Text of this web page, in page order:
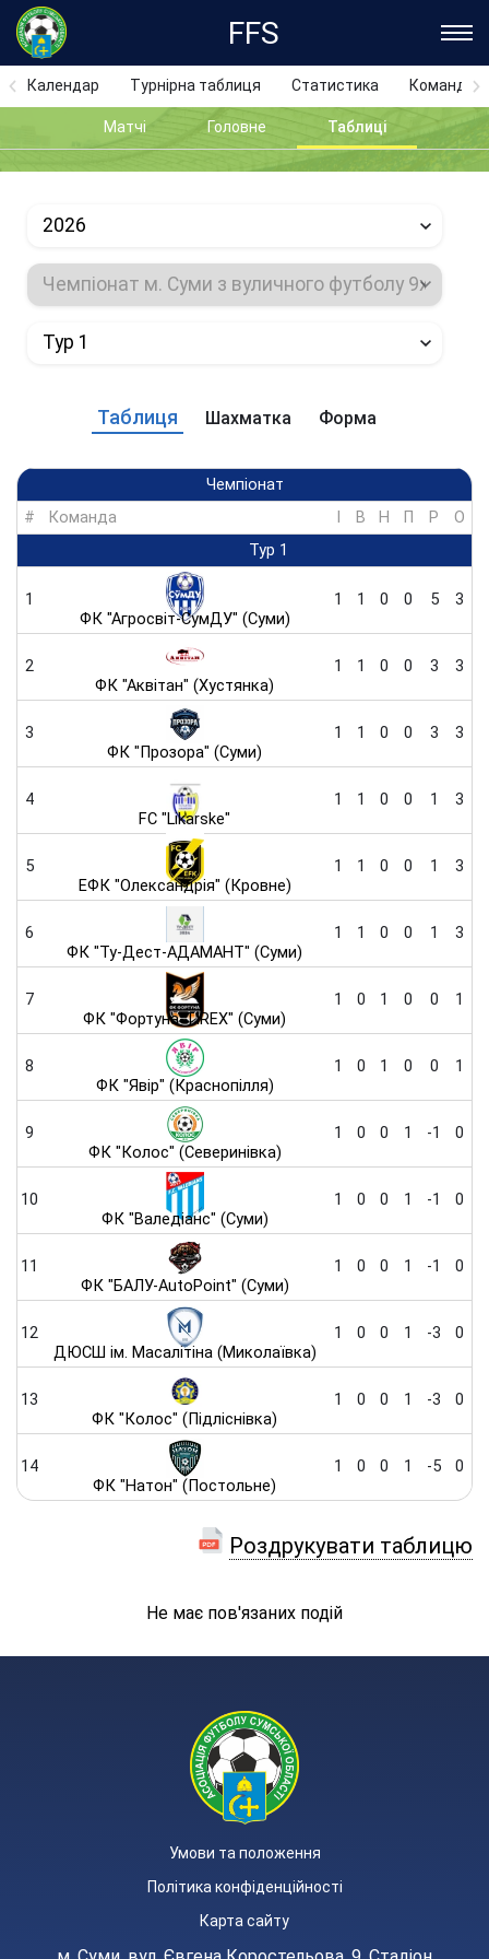
FFS
Календар Турнірна таблиця Статистика Команди
Матчі Головне Таблиці
2026
Чемпіонат м. Суми з вуличного футболу 9х9
Тур 1
Таблиця Шахматка Форма
Чемпіонат
#
Команда I В Н П Р
O
Тур 1
1
ФК "Агросвіт-СумДУ" (Суми)
1 1 0 0 5 3
2
ФК "Аквітан" (Хустянка)
1 1 0 0 3 3
3
ФК "Прозора" (Суми)
1 1 0 0 3 3
4
FC "Likarske"
1 1 0 0 1 3
5
ЕФК "Олександрія" (Кровне)
1 1 0 0 1 3
6
ФК "Ту-Дест-АДАМАНТ" (Суми)
1 1 0 0 1 3
7
ФК "Фортуна-TIREX" (Суми)
1 0 1 0 0 1
8
ФК "Явір" (Краснопілля)
1 0 1 0 0 1
9
ФК "Колос" (Северинівка)
1 0 0 1 -1 0
10
ФК "Валедіанс" (Суми)
1 0 0 1 -1 0
11
ФК "БАЛУ-AutoPoint" (Суми)
1 0 0 1 -1 0
12
ДЮСШ ім. Масалітіна (Миколаївка)
1 0 0 1 -3 0
13
ФК "Колос" (Підліснівка)
1 0 0 1 -3 0
14
ФК "Натон" (Постольне)
1 0 0 1 -5 0
Роздрукувати таблицю
Не має пов'язаних подій
Умови та положення
Політика конфіденційності
Карта сайту